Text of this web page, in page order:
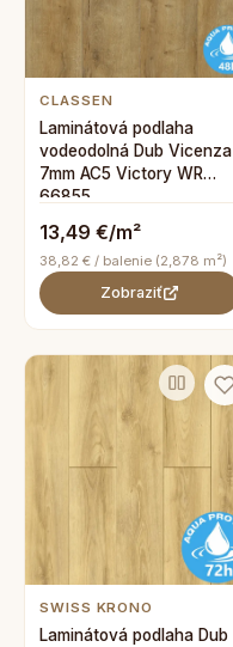
CLASSEN
Laminátová podlaha
vodeodolná Dub Vicenza
7mm AC5 Victory WR
66855
13,49 €/m²
38,82 € / balenie (2,878 m²)
Zobraziť
SWISS KRONO
Laminátová podlaha Dub